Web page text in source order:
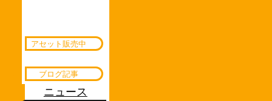
アセット販売中
ブログ記事
ニュース